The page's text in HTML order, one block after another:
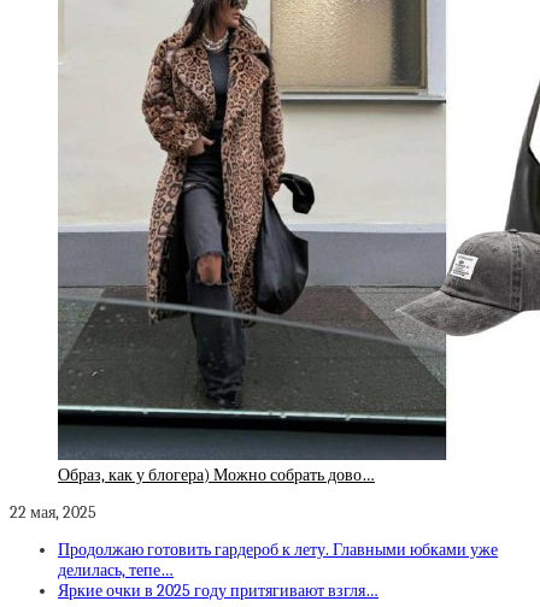
Образ, как у блогера) Можно собрать дово…
22 мая, 2025
Продолжаю готовить гардероб к лету. Главными юбками уже
делилась, тепе…
Яркие очки в 2025 году притягивают взгля…